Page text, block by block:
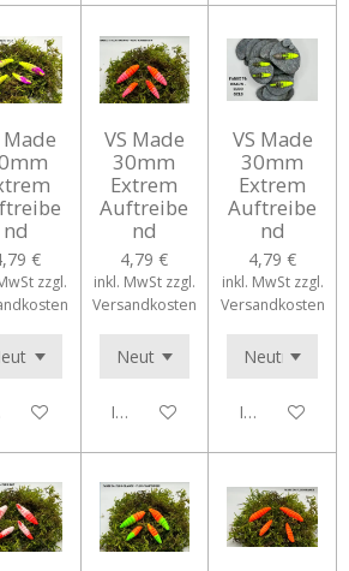
Made
nd
€
zzgl.
Warenkorb
VS Made
30mm
Extrem
Auftreibe
nd
4,79 €
inkl. MwSt zzgl.
Versandkosten
In den Warenkorb
VS Made
30mm
Extrem
Auftreibe
nd
4,79 €
inkl. MwSt zzgl.
Versandkosten
In den